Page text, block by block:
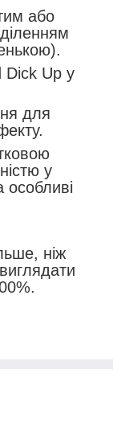
або
Dick Up у
для
у
особливі
ніж